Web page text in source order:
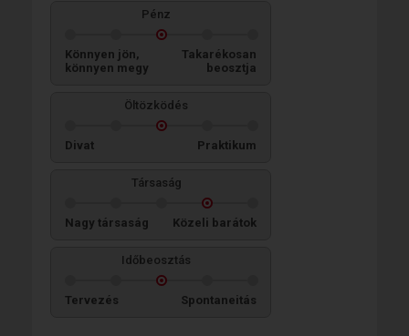
Pénz
Könnyen jön,
könnyen megy
Takarékosan
beosztja
Öltözködés
Divat Praktikum
Társaság
Nagy társaság Közeli barátok
Időbeosztás
Tervezés Spontaneitás